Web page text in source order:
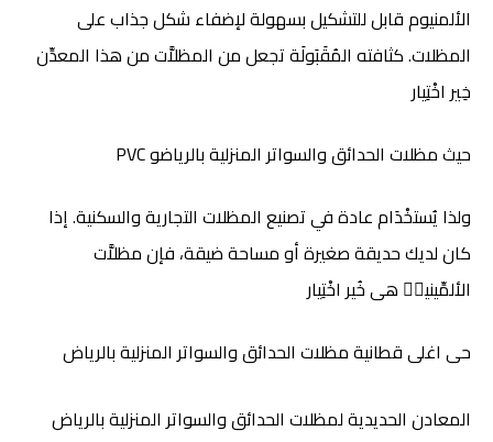
الألمنيوم قابل للتشكيل بسهولة لإضفاء شكل جذاب على
المظلات. كثافته المُقَبَولَة تجعل من المظلاَّت من هذا المعدِّن
خِير اخْتِیار
حیث مظلات الحدائق والسواتر المنزلية بالرياضو PVC
ولذا يُستخْدَام عادة في تصنيع المظلات التجارية والسكنية. إذا
كان لديك حديقة صغيرة أو مساحة ضيقة، فإن مظلاَّت
الألمِّینیؤۡ هى خُیر اخْتِیار
حى اغلى قطانية مظلات الحدائق والسواتر المنزلية بالرياض
المعادن الحديدية لمظلات الحدائق والسواتر المنزلية بالرياض